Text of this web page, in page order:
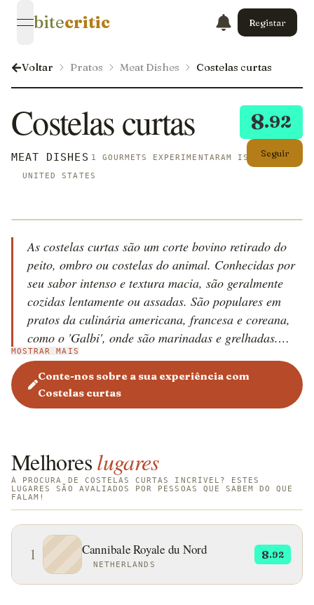
open navigation menu
bitecritic Registar
Voltar Pratos Meat Dishes Costelas curtas
8.92
Seguir
Costelas curtas
MEAT DISHES 1 GOURMETS EXPERIMENTARAM ISTO
UNITED STATES
As costelas curtas são um corte bovino retirado do
peito, ombro ou costelas do animal. Conhecidas por
seu sabor intenso e textura macia, são geralmente
cozidas lentamente ou assadas. São populares em
pratos da culinária americana, francesa e coreana,
como o 'Galbi', onde são marinadas e grelhadas.
Ingredientes como alho, cebola, molho de soja, vinho
e ervas são frequentemente utilizados no preparo.
MOSTRAR MAIS
Conte-nos sobre a sua experiência com
Costelas curtas
Melhoreslugares
À PROCURA DE COSTELAS CURTAS INCRÍVEL? ESTES
LUGARES SÃO AVALIADOS POR PESSOAS QUE SABEM DO QUE
FALAM!
1 Cannibale Royale du Nord
NETHERLANDS
8.92